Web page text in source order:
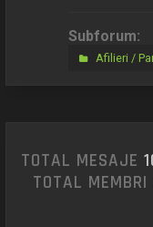
Subforum:
Afilieri /
TOTAL MESAJE
TOTAL MEMBRI